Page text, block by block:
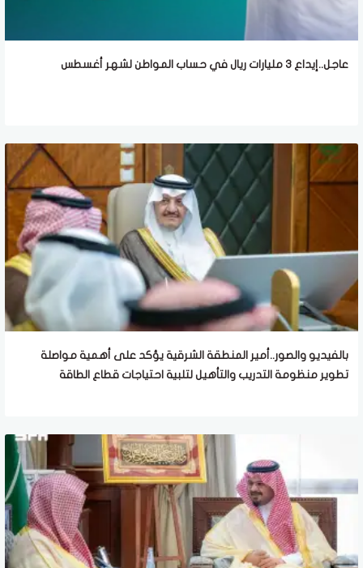
عاجل..إيداع 3 مليارات ريال في حساب المواطن لشهر أغسطس
بالفيديو والصور..أمير المنطقة الشرقية يؤكد على أهمية مواصلة
تطوير منظومة التدريب والتأهيل لتلبية احتياجات قطاع الطاقة